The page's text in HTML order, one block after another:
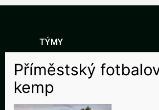
TÝMY
DOROST STARŠÍ ŽÁCI
KLUB